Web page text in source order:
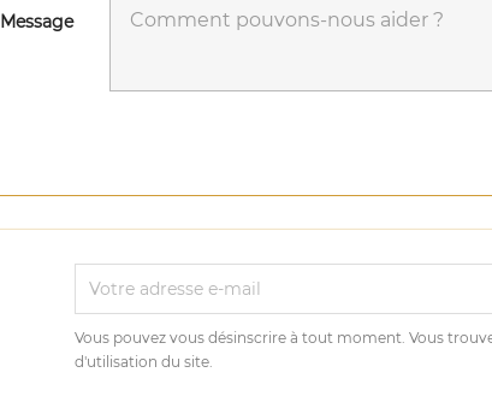
Message
Vous pouvez vous désinscrire à tout moment. Vous
d'utilisation du site.